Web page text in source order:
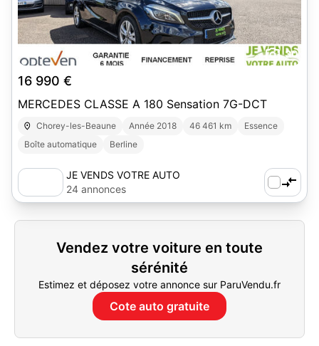
30
16 990 €
MERCEDES CLASSE A 180 Sensation 7G-DCT
Chorey-les-Beaune Année 2018 46 461 km
Essence
Boîte automatique
Berline
JE VENDS VOTRE AUTO
24 annonces
Vendez votre voiture en toute
sérénité
Estimez et déposez votre annonce sur ParuVendu.fr
Cote auto gratuite